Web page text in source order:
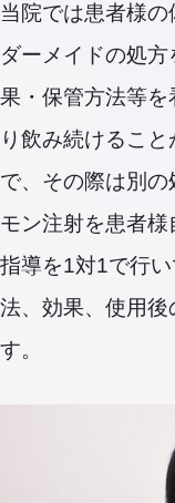
当院では患者様
ダーメイドの処
果・保管方法等
り飲み続けるこ
で、その際は別
モン注射を患者
指導を1対1で行
法、効果、使用後
す。